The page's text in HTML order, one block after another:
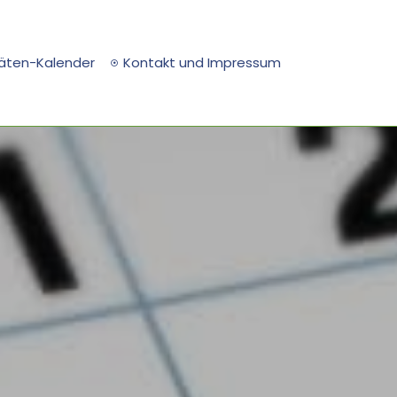
Kalender Kontakt und Impressum